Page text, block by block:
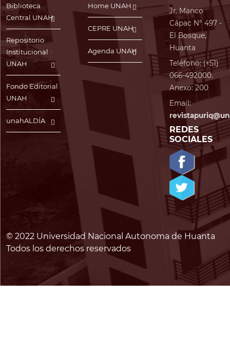
Biblioteca
Central UNAH
Repositorio
Institucional
UNAH
Fondo Editorial
UNAH
unahALDÍA
Home UNAH
CEPRE UNAH
Agenda UNAH
Jr. Manco
Cápac N° 497 -
El Bosque,
Huanta
Teléfono: (+51)
066-492000.
Anexo: 200
Email:
REDES
SOCIALES
© 2022 Universidad Nacional Autonoma de Huanta
Todos los derechos reservados